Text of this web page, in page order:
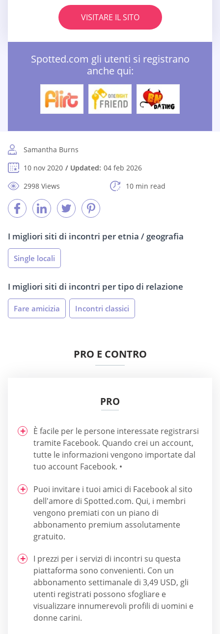
VISITARE IL SITO
Spotted.com gli utenti si registrano
anche qui:
Samantha Burns
10 nov 2020
Updated: 04 feb 2026
2998 Views
10 min read
I migliori siti di incontri per etnia / geografia
Single locali
I migliori siti di incontri per tipo di relazione
Fare amicizia Incontri classici
PRO E CONTRO
PRO
È facile per le persone interessate registrarsi
tramite Facebook. Quando crei un account,
tutte le informazioni vengono importate dal
tuo account Facebook. •
Puoi invitare i tuoi amici di Facebook al sito
dell'amore di Spotted.com. Qui, i membri
vengono premiati con un piano di
abbonamento premium assolutamente
gratuito.
I prezzi per i servizi di incontri su questa
piattaforma sono convenienti. Con un
abbonamento settimanale di 3,49 USD, gli
utenti registrati possono sfogliare e
visualizzare innumerevoli profili di uomini e
donne carini.